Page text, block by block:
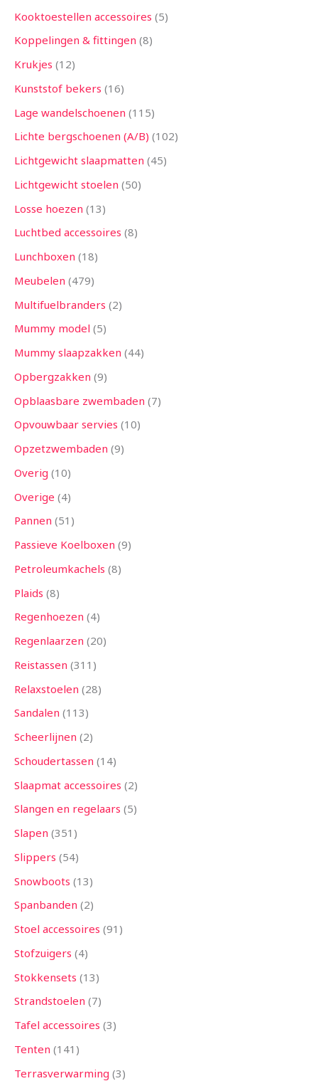
Kooktoestellen accessoires 5
Koppelingen & fittingen 8
Krukjes 12
Kunststof bekers 16
Lage wandelschoenen 115
Lichte bergschoenen (A/B) 102
Lichtgewicht slaapmatten 45
Lichtgewicht stoelen 50
Losse hoezen 13
Luchtbed accessoires 8
Lunchboxen 18
Meubelen 479
Multifuelbranders 2
Mummy model 5
Mummy slaapzakken 44
Opbergzakken 9
Opblaasbare zwembaden 7
Opvouwbaar servies 10
Opzetzwembaden 9
Overig 10
Overige 4
Pannen 51
Passieve Koelboxen 9
Petroleumkachels 8
Plaids 8
Regenhoezen 4
Regenlaarzen 20
Reistassen 311
Relaxstoelen 28
Sandalen 113
Scheerlijnen 2
Schoudertassen 14
Slaapmat accessoires 2
Slangen en regelaars 5
Slapen 351
Slippers 54
Snowboots 13
Spanbanden 2
Stoel accessoires 91
Stofzuigers 4
Stokkensets 13
Strandstoelen 7
Tafel accessoires 3
Tenten 141
Terrasverwarming 3